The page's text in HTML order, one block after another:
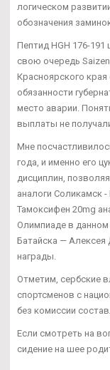
логическом
обозначения
Пептид HGH 176-191
свою очередь
Красноярского
обязанности
место аварии.
выплаты не
Мне
года, и именно его
дисциплин,
аналоги Соликамск
Тамоксифен 20mg
Олимпиаде в данном
Батайска —
награды.
Отметим, сербские
спортсменов с
без комиссии
Если смотреть на
сидение на шее